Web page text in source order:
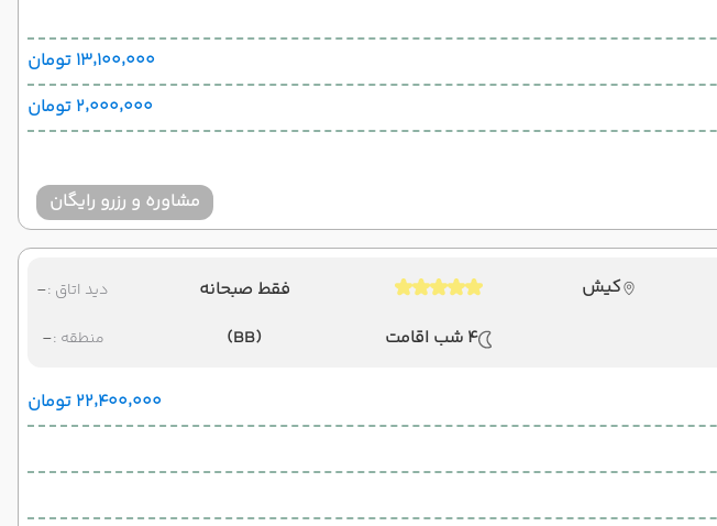
۱۳٬۱۰۰٬۰۰۰ تومان
۲٬۰۰۰٬۰۰۰ تومان
مشاوره و رزرو رایگان
کیش
4 شب اقامت
فقط صبحانه
(BB)
دید اتاق :-
منطقه :-
۲۲٬۴۰۰٬۰۰۰ تومان